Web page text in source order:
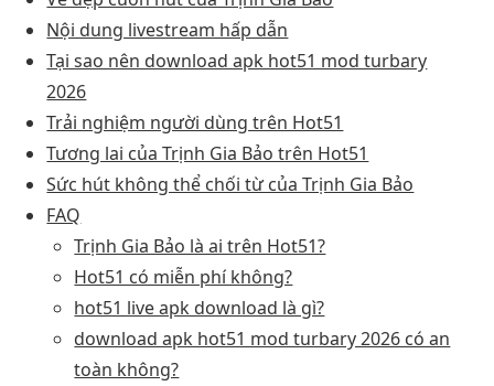
Nội dung livestream hấp dẫn
Tại sao nên download apk hot51 mod turbary
2026
Trải nghiệm người dùng trên Hot51
Tương lai của Trịnh Gia Bảo trên Hot51
Sức hút không thể chối từ của Trịnh Gia Bảo
FAQ
Trịnh Gia Bảo là ai trên Hot51?
Hot51 có miễn phí không?
hot51 live apk download là gì?
download apk hot51 mod turbary 2026 có an
toàn không?